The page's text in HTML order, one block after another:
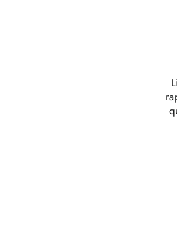
rapport qualité prix. C’est sûr
que je recommande. Au top